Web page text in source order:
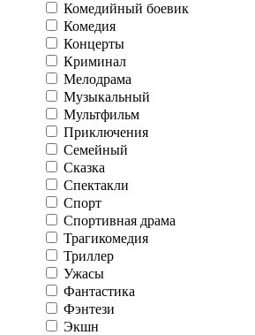
Комедийный боевик
Комедия
Концерты
Криминал
Мелодрама
Музыкальный
Мультфильм
Приключения
Семейный
Сказка
Спектакли
Спорт
Спортивная драма
Трагикомедия
Триллер
Ужасы
Фантастика
Фэнтези
Экшн